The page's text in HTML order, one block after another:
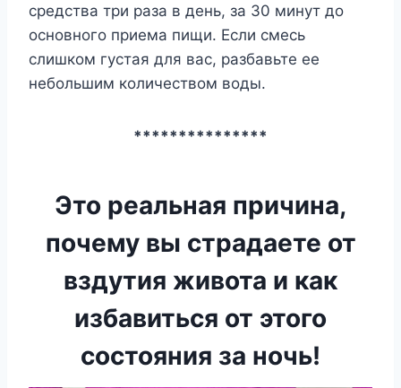
средства три раза в день, за 30 минут до
основного приема пищи. Если смесь
слишком густая для вас, разбавьте ее
небольшим количеством воды.
***************
Это реальная причина,
почему вы страдаете от
вздутия живота и как
избавиться от этого
состояния за ночь!